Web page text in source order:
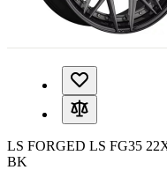
LS FORGED LS FG35
BK